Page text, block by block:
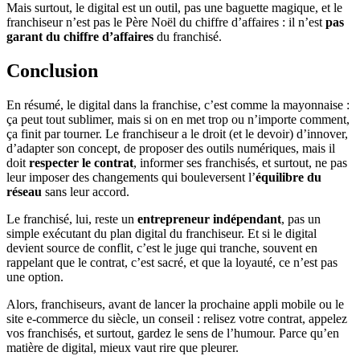
Mais surtout, le digital est un outil, pas une baguette magique, et le
franchiseur n’est pas le Père Noël du chiffre d’affaires : il n’est pas
garant du chiffre d’affaires du franchisé.
Conclusion
En résumé, le digital dans la franchise, c’est comme la mayonnaise :
ça peut tout sublimer, mais si on en met trop ou n’importe comment,
ça finit par tourner. Le franchiseur a le droit (et le devoir) d’innover,
d’adapter son concept, de proposer des outils numériques, mais il
doit respecter le contrat, informer ses franchisés, et surtout, ne pas
leur imposer des changements qui bouleversent l’équilibre du
réseau sans leur accord.
Le franchisé, lui, reste un entrepreneur indépendant, pas un
simple exécutant du plan digital du franchiseur. Et si le digital
devient source de conflit, c’est le juge qui tranche, souvent en
rappelant que le contrat, c’est sacré, et que la loyauté, ce n’est pas
une option.
Alors, franchiseurs, avant de lancer la prochaine appli mobile ou le
site e-commerce du siècle, un conseil : relisez votre contrat, appelez
vos franchisés, et surtout, gardez le sens de l’humour. Parce qu’en
matière de digital, mieux vaut rire que pleurer.